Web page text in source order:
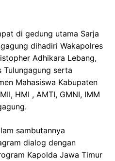
di gedung utama Sarja
dihadiri Wakapolres
Adhikara Lebang,
Tulungagung serta
Mahasiswa Kabupaten
HMI , AMTI, GMNI, IMM
sambutannya
dialog dengan
Kapolda Jawa Timur